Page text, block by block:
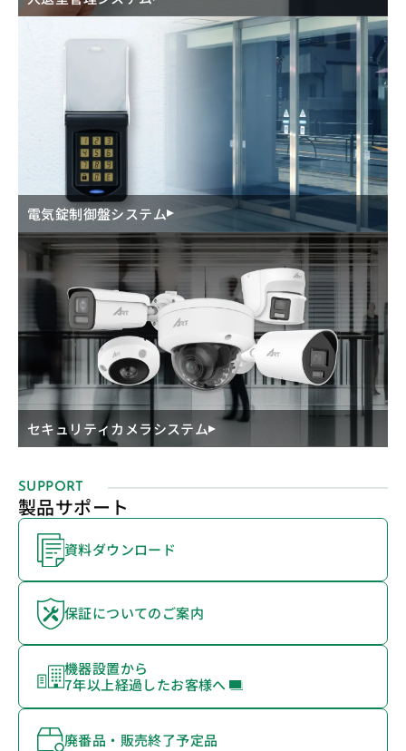
電気錠制御盤システム
セキュリティカメラシステム
SUPPORT
製品サポート
資料ダウンロード
保証についてのご案内
機器設置から
7年以上経過したお客様へ
廃番品・販売終了予定品